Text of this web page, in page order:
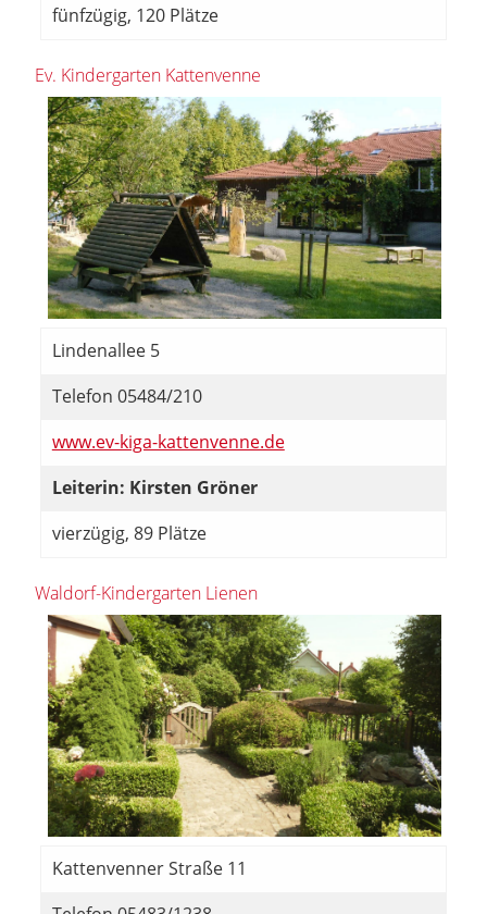
fünfzügig, 120 Plätze
Ev. Kindergarten Kattenvenne
Lindenallee 5
Telefon 05484/210
www.ev-kiga-kattenvenne.de
Leiterin: Kirsten Gröner
vierzügig, 89 Plätze
Waldorf-Kindergarten Lienen
Kattenvenner Straße 11